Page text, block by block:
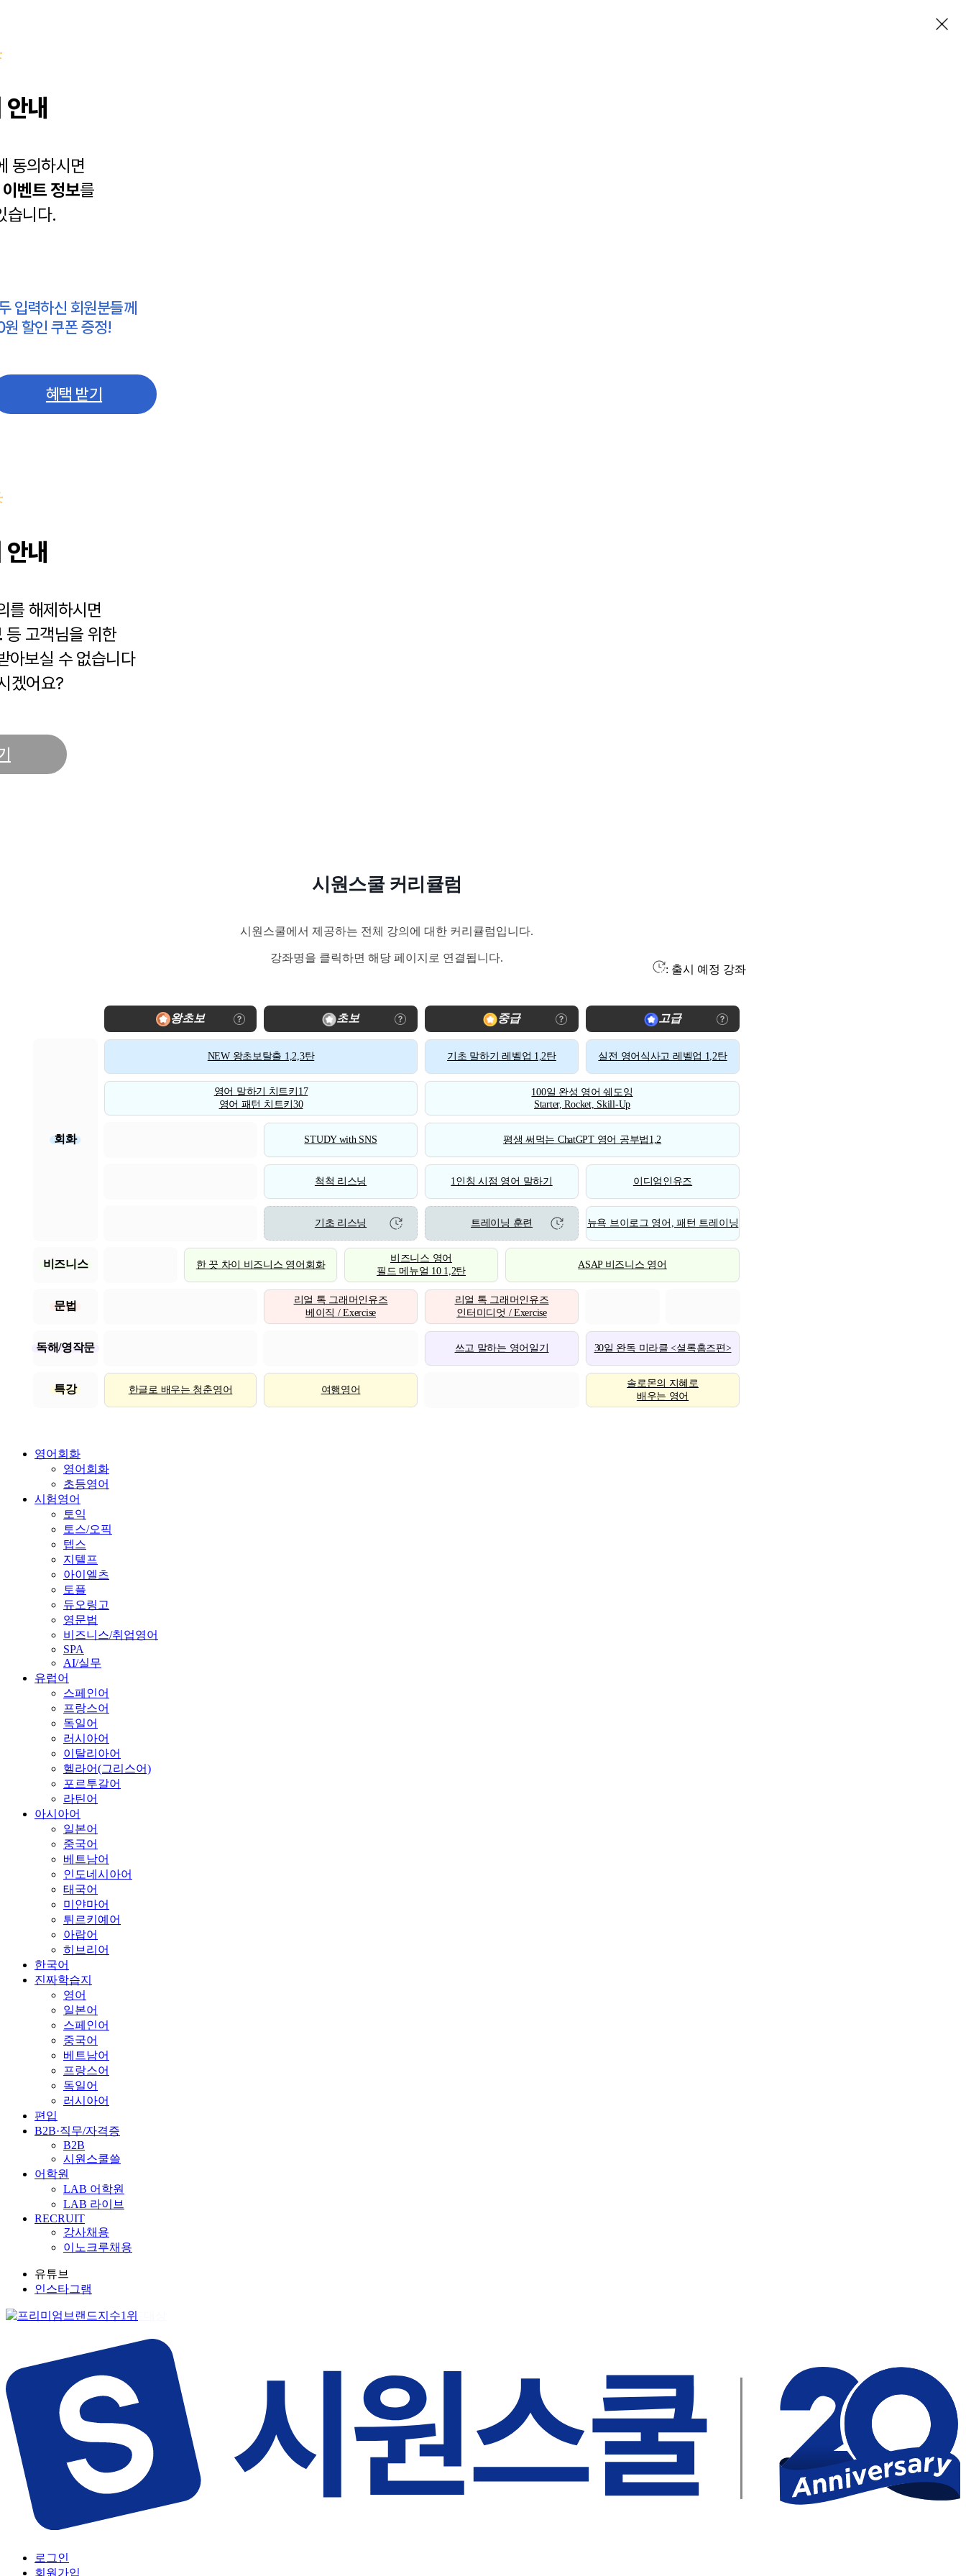
내
동의하시면
이벤트 정보를
습니다.
입력하신 회원분들께
할인 쿠폰 증정!
혜택 받기
내
를 해제하시면
등 고객님을 위한
아보실 수 없습니다
겠어요?
시원스쿨 커리큘럼
시원스쿨에서 제공하는 전체 강의에 대한 커리큘럼입니다.
강좌명을 클릭하면 해당 페이지로 연결됩니다.
: 출시 예정 강좌
왕초보 초보 중급 고급
회화
NEW 왕초보탈출 1,2,3탄 기초 말하기 레벨업 1,2탄 실전 영어식사고 레벨업 1,2탄
영어 말하기 치트키17
영어 패턴 치트키30
100일 완성 영어 쉐도잉
Starter, Rocket, Skill-Up
STUDY with SNS 평생 써먹는 ChatGPT 영어 공부법1,2
척척 리스닝 1인칭 시점 영어 말하기 이디엄인유즈
기초 리스닝 트레이닝 훈련 뉴욕 브이로그 영어, 패턴 트레이닝
비즈니스 한 끗 차이 비즈니스 영어회화
비즈니스 영어
필드 메뉴얼 10 1,2탄
ASAP 비즈니스 영어
문법
리얼 톡 그래머인유즈
베이직 / Exercise
리얼 톡 그래머인유즈
인터미디엇 / Exercise
독해/영작문 쓰고 말하는 영어일기 30일 완독 미라클 <셜록홈즈편>
특강 한글로 배우는 청춘영어 여행영어
솔로몬의 지혜로
배우는 영어
영어회화
영어회화
초등영어
시험영어
토익
토스/오픽
텝스
지텔프
아이엘츠
토플
듀오링고
영문법
비즈니스/취업영어
SPA
AI/실무
유럽어
스페인어
프랑스어
독일어
러시아어
이탈리아어
헬라어(그리스어)
포르투갈어
라틴어
아시아어
일본어
중국어
베트남어
인도네시아어
태국어
미얀마어
튀르키예어
아랍어
히브리어
한국어
진짜학습지
영어
일본어
스페인어
중국어
베트남어
프랑스어
독일어
러시아어
편입
B2B·직무/자격증
B2B
시원스쿨쓸
어학원
LAB 어학원
LAB 라이브
RECRUIT
강사채용
이노크루채용
유튜브
인스타그램
로그인
회원가입